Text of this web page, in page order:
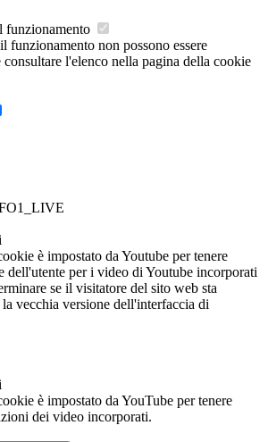
funzionamento
funzionamento non possono essere
l'elenco nella pagina della cookie
è impostato da Youtube per tenere
dell'utente per i video di Youtube incorporati
se il visitatore del sito web sta
vecchia versione dell'interfaccia di
è impostato da YouTube per tenere
dei video incorporati.